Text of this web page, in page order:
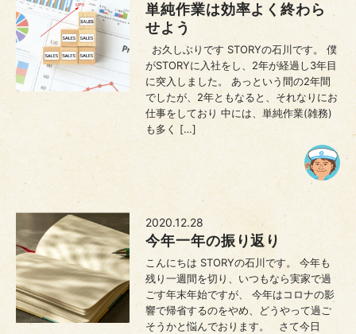
単純作業は効率よく終わら
せよう
お久しぶりです STORYの石川です。 僕
がSTORYに入社をし、2年が経過し3年目
に突入しました。 あっという間の2年間
でしたが、2年ともなると、それなりにお
仕事をしており 中には、単純作業(雑務)
も多く […]
2020.12.28
今年一年の振り返り
こんにちは STORYの石川です。 今年も
残り一週間を切り、いつもなら実家で過
ごす年末年始ですが、 今年はコロナの影
響で帰省するのをやめ、どうやって過ご
そうかと悩んでおります。 さて今日